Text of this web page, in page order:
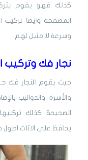
كذلك فهو يقوم
المصفحة وايضا تركيب
وسرعة لا مثيل لهم.
نجار فك وتركيب
حيث يقوم النجار فك
والأسرة والدواليب
الصحيحة كذلك
يحافظ على الاثاث